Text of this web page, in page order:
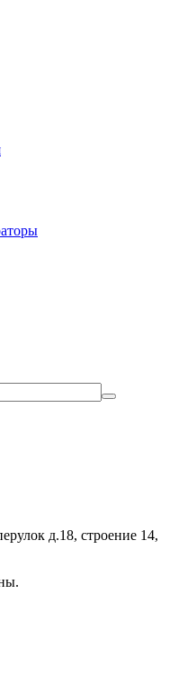
д.18, строение 14,